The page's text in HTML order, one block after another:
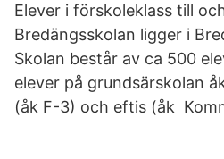
Elever i förskoleklass till
Bredängsskolan ligger i
Skolan består av ca 500
elever på grundsärskolan
(åk F-3) och eftis (åk